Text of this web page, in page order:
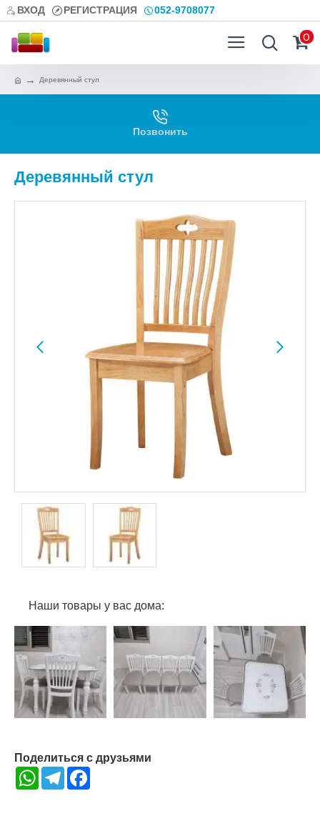
ВХОД РЕГИСТРАЦИЯ 052-9708077
0
Деревянный стул
Позвонить
Деревянный стул
Наши товары у вас дома:
Поделиться с друзьями
WhatsAppTelegram